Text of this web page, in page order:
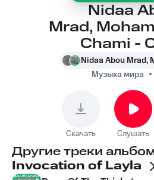
Nidaa
Mrad,
Chami -
Музыка мира
Скачать Слушать
Другие треки
Invocation of Layla